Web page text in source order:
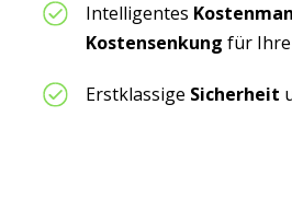
Intelligentes
Kostensenkung für
Erstklassige Sicherheit